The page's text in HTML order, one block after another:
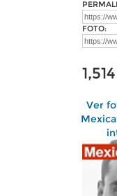
FOTO:
1,514
Ver